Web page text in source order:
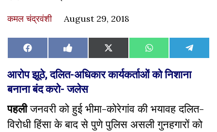
कमल चंद्रवंशी August 29, 2018
Share
on
Facebook Share
on
Like
on
Facebook
Share
on
X
(Twitter)
Share
on
WhatsAppShare
on
आरोप झूठे,दलित-अधिकार कार्यकर्ताओं को निशाना
बनाना बंद करो- जलेस
पहलीजनवरी को हुई भीमा-कोरेगांव की भयावह दलित-
विरोधी हिंसा के बाद से पुणे पुलिस असली गुनहगारों को